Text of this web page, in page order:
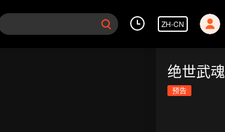
ZH-CN
绝世武魂
预告